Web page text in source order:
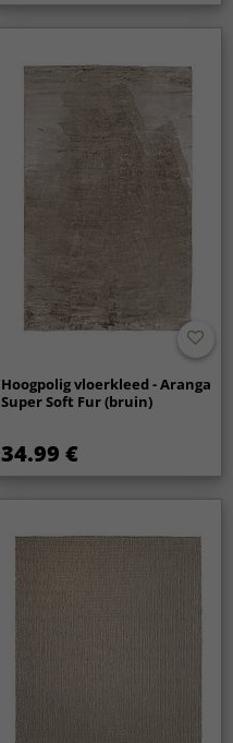
Hoogpolig vloerkleed - Aranga
Super Soft Fur (bruin)
34.99 €